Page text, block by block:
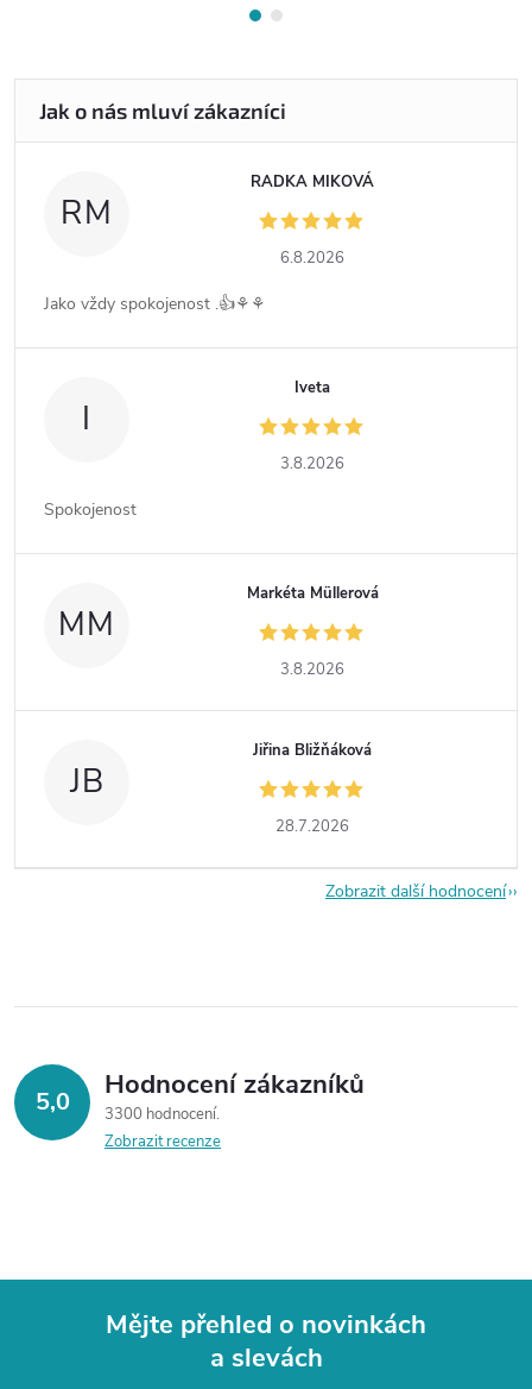
RM
RADKA MIKOVÁ
6.8.2026
Jako vždy spokojenost .👍⚘️⚘️
I
Iveta
3.8.2026
Spokojenost
MM
Markéta Müllerová
3.8.2026
JB
Jiřina Bližňáková
28.7.2026
Zobrazit další hodnocení
5,0 Hodnocení zákazníků
3300 hodnocení
Zobrazit recenze
Mějte přehled o novinkách
a slevách